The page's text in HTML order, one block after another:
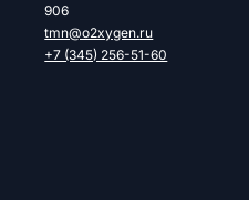
906
tmn@o2xygen.ru
+7 (345) 256-51-60